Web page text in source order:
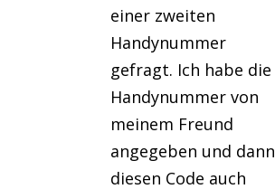
einer zweiten
Handynummer
gefragt. Ich habe die
Handynummer von
meinem Freund
angegeben und dann
diesen Code auch